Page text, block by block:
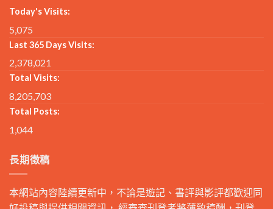
Today's Visits:
5,075
Last 365 Days Visits:
2,378,021
Total Visits:
8,205,703
Total Posts:
1,044
長期徵稿
本網站內容陸續更新中，不論是遊記、書評與影評都歡迎同